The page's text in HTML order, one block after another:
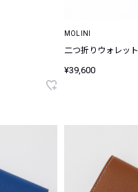
MOLINI
二つ折りウォレット
¥39,600